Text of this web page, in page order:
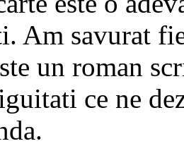
Am savurat
un roman
ce ne